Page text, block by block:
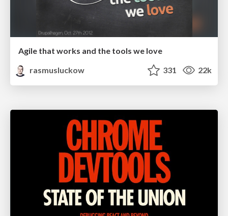
Agile that works and the tools we love
rasmusluckow
331 22k